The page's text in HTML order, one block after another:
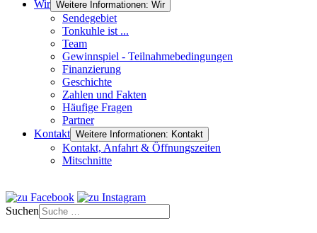
Wir Weitere Informationen: Wir
Sendegebiet
Tonkuhle ist ...
Team
Gewinnspiel - Teilnahmebedingungen
Finanzierung
Geschichte
Zahlen und Fakten
Häufige Fragen
Partner
Kontakt Weitere Informationen: Kontakt
Kontakt, Anfahrt & Öffnungszeiten
Mitschnitte
Suchen